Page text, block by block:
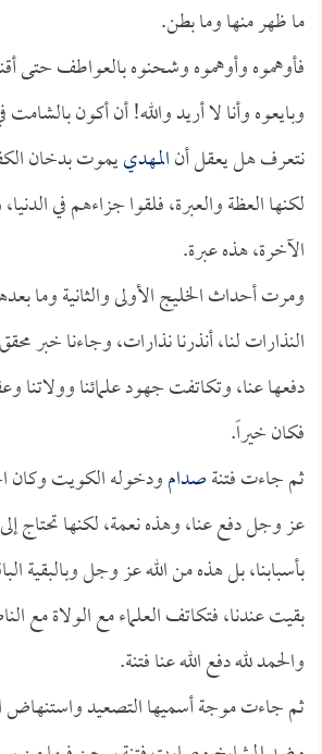
ما ظهر منها وما بطن.
فأوهموه وأوهموه وشحنوه بالعواطف حتى
وبايعوه وأنا لا أريد والله! أن أكون
نتعرف هل يعقل أنالمهدييموت بدخان
لكنها العظة والعبرة، فلقوا جزاءهم في
الآخرة، هذه عبرة.
ومرت أحداث الخليج الأولى والثانية وما
النذارات لنا، أنذرنا نذارات، وجاءنا خبر
دفعها عنا، وتكاتفت جهود علمائنا وولاتنا
فكان خيراً.
ثم جاءت فتنةصدامودخوله الكويت وكان
عز وجل دفع عنا، وهذه نعمة، لكنها تحتاج
بأسبابنا، بل هذه من الله عز وجل وبالبقية
بقيت عندنا، فتكاتف العلماء مع الولاة مع
والحمد لله دفع الله عنا فتنة.
ثم جاءت موجة أسميها التصعيد